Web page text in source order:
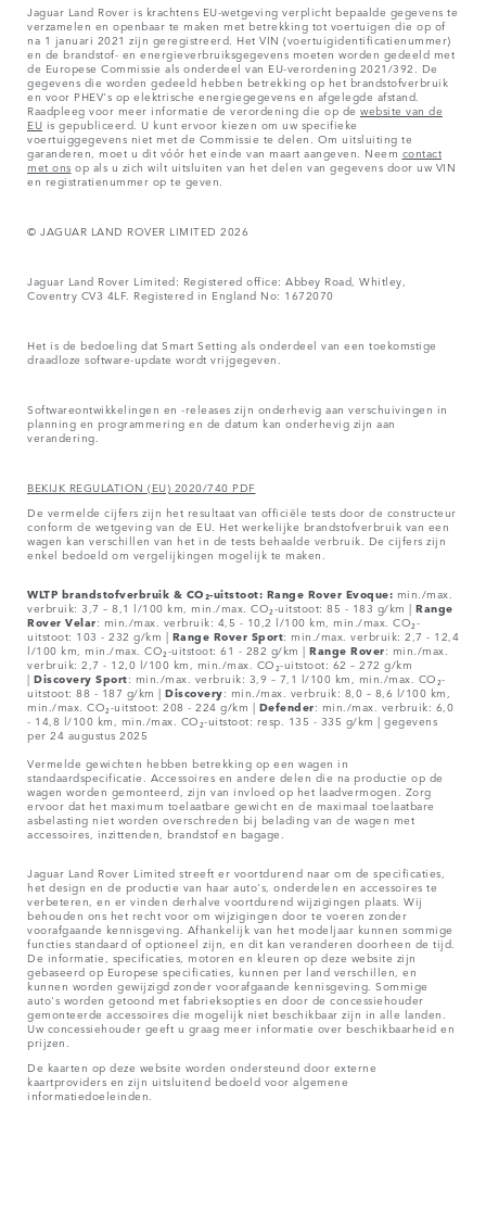
Jaguar Land Rover is krachtens EU-wetgeving verplicht bepaalde gegevens te
verzamelen en openbaar te maken met betrekking tot voertuigen die op of
na 1 januari 2021 zijn geregistreerd. Het VIN (voertuigidentificatienummer)
en de brandstof- en energieverbruiksgegevens moeten worden gedeeld met
de Europese Commissie als onderdeel van EU-verordening 2021/392. De
gegevens die worden gedeeld hebben betrekking op het brandstofverbruik
en voor PHEV's op elektrische energiegegevens en afgelegde afstand.
Raadpleeg voor meer informatie de verordening die op dewebsite van de
EU is gepubliceerd. U kunt ervoor kiezen om uw specifieke
voertuiggegevens niet met de Commissie te delen. Om uitsluiting te
garanderen, moet u dit vóór het einde van maart aangeven. Neem contact
met ons op als u zich wilt uitsluiten van het delen van gegevens door uw VIN
en registratienummer op te geven.
© JAGUAR LAND ROVER LIMITED 2026
Jaguar Land Rover Limited: Registered office: Abbey Road, Whitley,
Coventry CV3 4LF. Registered in England No: 1672070
Het is de bedoeling dat Smart Setting als onderdeel van een toekomstige
draadloze software-update wordt vrijgegeven.
Softwareontwikkelingen en -releases zijn onderhevig aan verschuivingen in
planning en programmering en de datum kan onderhevig zijn aan
verandering.
BEKIJK REGULATION (EU) 2020/740 PDF
De vermelde cijfers zijn het resultaat van officiële tests door de constructeur
conform de wetgeving van de EU. Het werkelijke brandstofverbruik van een
wagen kan verschillen van het in de tests behaalde verbruik. De cijfers zijn
enkel bedoeld om vergelijkingen mogelijk te maken.
WLTP brandstofverbruik & CO₂-uitstoot: Range Rover Evoque: min./max.
verbruik: 3,7 – 8,1 l/100 km, min./max. CO₂-uitstoot: 85 - 183 g/km | Range
Rover Velar: min./max. verbruik: 4,5 - 10,2 l/100 km, min./max. CO₂-
uitstoot: 103 - 232 g/km | Range Rover Sport: min./max. verbruik: 2,7 - 12,4
l/100 km, min./max. CO₂-uitstoot: 61 - 282 g/km | Range Rover: min./max.
verbruik: 2,7 - 12,0 l/100 km, min./max. CO₂-uitstoot: 62 – 272 g/km
| Discovery Sport: min./max. verbruik: 3,9 – 7,1 l/100 km, min./max. CO₂-
uitstoot: 88 - 187 g/km | Discovery: min./max. verbruik: 8,0 – 8,6 l/100 km,
min./max. CO₂-uitstoot: 208 - 224 g/km | Defender: min./max. verbruik: 6,0
- 14,8 l/100 km, min./max. CO₂-uitstoot: resp. 135 - 335 g/km | gegevens
per 24 augustus 2025
Vermelde gewichten hebben betrekking op een wagen in
standaardspecificatie. Accessoires en andere delen die na productie op de
wagen worden gemonteerd, zijn van invloed op het laadvermogen. Zorg
ervoor dat het maximum toelaatbare gewicht en de maximaal toelaatbare
asbelasting niet worden overschreden bij belading van de wagen met
accessoires, inzittenden, brandstof en bagage.
Jaguar Land Rover Limited streeft er voortdurend naar om de specificaties,
het design en de productie van haar auto's, onderdelen en accessoires te
verbeteren, en er vinden derhalve voortdurend wijzigingen plaats. Wij
behouden ons het recht voor om wijzigingen door te voeren zonder
voorafgaande kennisgeving. Afhankelijk van het modeljaar kunnen sommige
functies standaard of optioneel zijn, en dit kan veranderen doorheen de tijd.
De informatie, specificaties, motoren en kleuren op deze website zijn
gebaseerd op Europese specificaties, kunnen per land verschillen, en
kunnen worden gewijzigd zonder voorafgaande kennisgeving. Sommige
auto's worden getoond met fabrieksopties en door de concessiehouder
gemonteerde accessoires die mogelijk niet beschikbaar zijn in alle landen.
Uw concessiehouder geeft u graag meer informatie over beschikbaarheid en
prijzen.
De kaarten op deze website worden ondersteund door externe
kaartproviders en zijn uitsluitend bedoeld voor algemene
informatiedoeleinden.